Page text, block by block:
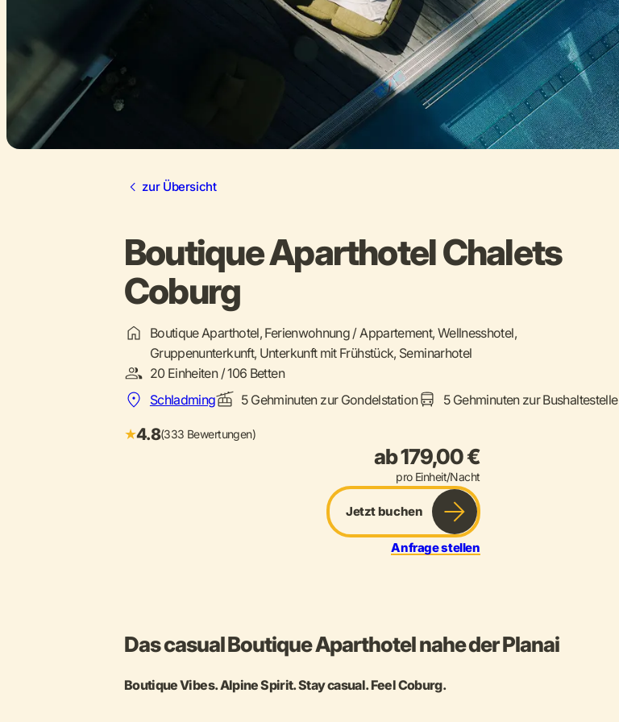
zur Übersicht
Boutique Aparthotel Chalets
Coburg
Boutique Aparthotel, Ferienwohnung / Appartement, Wellnesshotel,
Gruppenunterkunft, Unterkunft mit Frühstück, Seminarhotel
20 Einheiten / 106 Betten
Schladming
5 Gehminuten zur Gondelstation 5 Gehminuten zur Bushaltestelle
★4.8(333 Bewertungen)
ab 179,00 €
pro Einheit/Nacht
Jetzt buchen
Anfrage stellen
Das casual Boutique Aparthotel nahe der Planai
Boutique Vibes. Alpine Spirit. Stay casual. Feel Coburg.